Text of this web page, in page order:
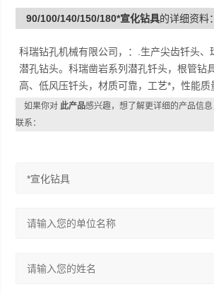
90/100/140/150/180*宣化钻具的详细资料：
科瑞钻孔机械有限公司，：.生产尖齿钎头、
潜孔钻头。科瑞凿岩系列潜孔钎头，根管钻
高、低风压钎头，材质可靠，工艺*，性能质
如果你对此产品感兴趣，想了解更详细的产品信
联系：